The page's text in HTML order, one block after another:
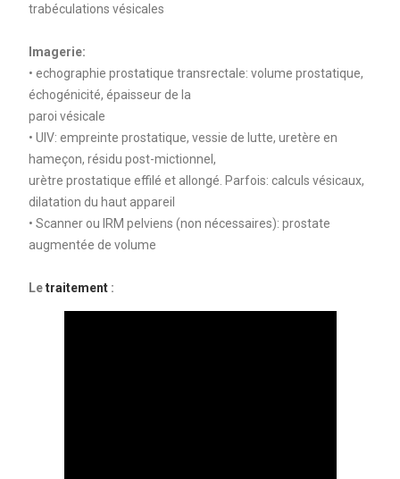
trabéculations vésicales
Imagerie:
• echographie prostatique transrectale: volume prostatique,
échogénicité, épaisseur de la
paroi vésicale
• UIV: empreinte prostatique, vessie de lutte, uretère en
hameçon, résidu post-mictionnel,
urètre prostatique effilé et allongé. Parfois: calculs vésicaux,
dilatation du haut appareil
• Scanner ou IRM pelviens (non nécessaires): prostate
augmentée de volume
Letraitement: